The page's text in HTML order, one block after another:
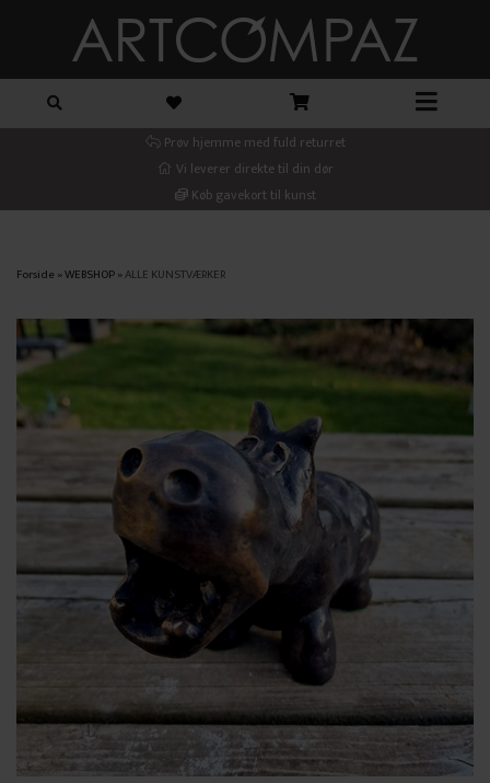
Prøv hjemme med fuld returret
Vi leverer direkte til din dør
Køb gavekort til kunst
Forside »WEBSHOP»ALLE KUNSTVÆRKER